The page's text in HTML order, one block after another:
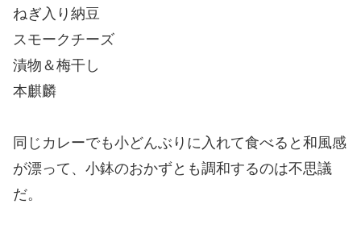
ねぎ入り納豆
スモークチーズ
漬物＆梅干し
本麒麟
同じカレーでも小どんぶりに入れて食べると和風感
が漂って、小鉢のおかずとも調和するのは不思議
だ。